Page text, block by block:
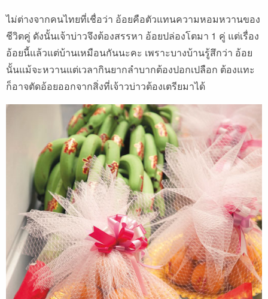
ไม่ต่างจากคนไทยที่เชื่อว่า อ้อยคือตัวแทนความหอมหวานของ
ชีวิตคู่ ดังนั้นเจ้าบ่าวจึงต้องสรรหา อ้อยปล่องโตมา 1 คู่ แต่เรื่อง
อ้อยนี้แล้วแต่บ้านเหมือนกันนะคะ เพราะบางบ้านรู้สึกว่า อ้อย
นั้นแม้จะหวานแต่เวลากินยากลำบากต้องปอกเปลือก ต้องแทะ
ก็อาจตัดอ้อยออกจากสิ่งที่เจ้าวบ่าวต้องเตรียมาได้